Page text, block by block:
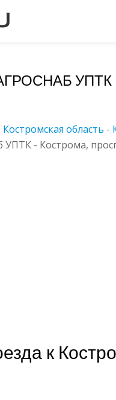
УПТК
Костромская область -
УПТК - Кострома,
к